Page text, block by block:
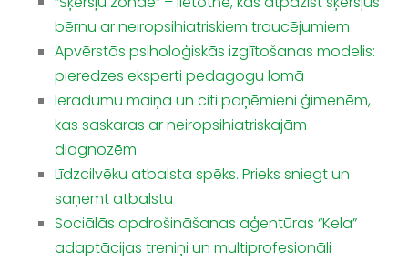
bērnu ar neiropsihiatriskiem traucējumiem
Apvērstās psiholoģiskās izglītošanas modelis:
pieredzes eksperti pedagogu lomā
Ieradumu maiņa un citi paņēmieni ģimenēm,
kas saskaras ar neiropsihiatriskajām
diagnozēm
Līdzcilvēku atbalsta spēks. Prieks sniegt un
saņemt atbalstu
Sociālās apdrošināšanas aģentūras “Kela”
adaptācijas treniņi un multiprofesionāli